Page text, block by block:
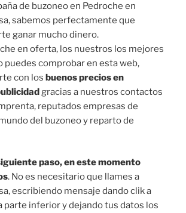
de buzoneo en Pedroche en
sabemos perfectamente que
ganar mucho dinero.
en oferta, los nuestros los mejores
puedes comprobar en esta web,
con los buenos precios en
gracias a nuestros contactos
reputados empresas de
del buzoneo y reparto de
paso, en este momento
. No es necesitario que llames a
escribiendo mensaje dando clik a
parte inferior y dejando tus datos los